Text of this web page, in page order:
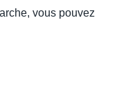
vous pouvez